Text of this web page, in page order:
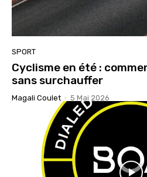
SPORT
Cyclisme en été :
sans surchauffer
Magali Coulet - 5 Mai 2026